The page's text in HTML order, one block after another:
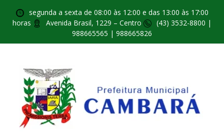
segunda a sexta de 08:00 às 12:00 e das 13:00 às 17:00
horas
Avenida Brasil, 1229 – Centro
(43) 3532-8800 |
988665565 | 988665826